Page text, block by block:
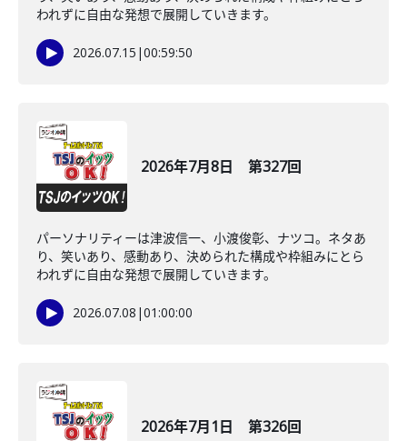
われずに自由な発想で展開していきます。
2026.07.15 |00:59:50
2026年7月8日 第327回
パーソナリティーは津波信一、小渡俊彰、ナツコ。ネタあ
り、笑いあり、感動あり、決められた構成や枠組みにとら
われずに自由な発想で展開していきます。
2026.07.08 |01:00:00
2026年7月1日 第326回